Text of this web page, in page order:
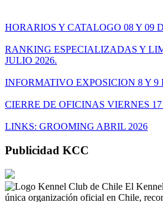
HORARIOS Y CATALOGO 08 Y 09
RANKING ESPECIALIZADAS Y
JULIO 2026.
INFORMATIVO EXPOSICION 8 Y 9
CIERRE DE OFICINAS VIERNES
LINKS: GROOMING ABRIL 2026
Publicidad KCC
El
única organización oficial en Chile,